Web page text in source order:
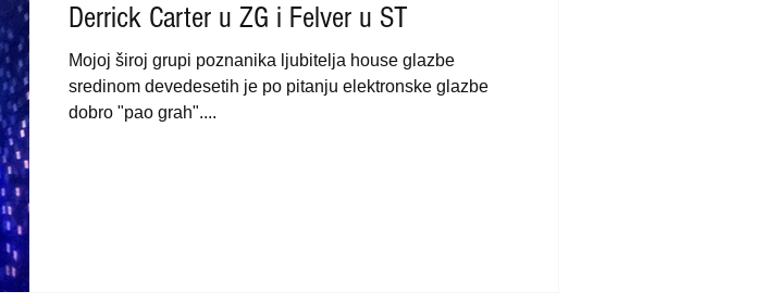
Derrick Carter u ZG i Felver u ST
Mojoj široj grupi poznanika ljubitelja house glazbe
sredinom devedesetih je po pitanju elektronske glazbe
dobro "pao grah"....